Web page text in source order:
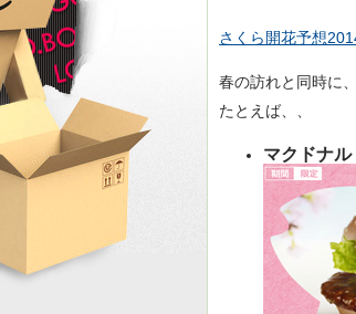
さくら開花予想
春の訪れと同時に
たとえば、、
マクドナ